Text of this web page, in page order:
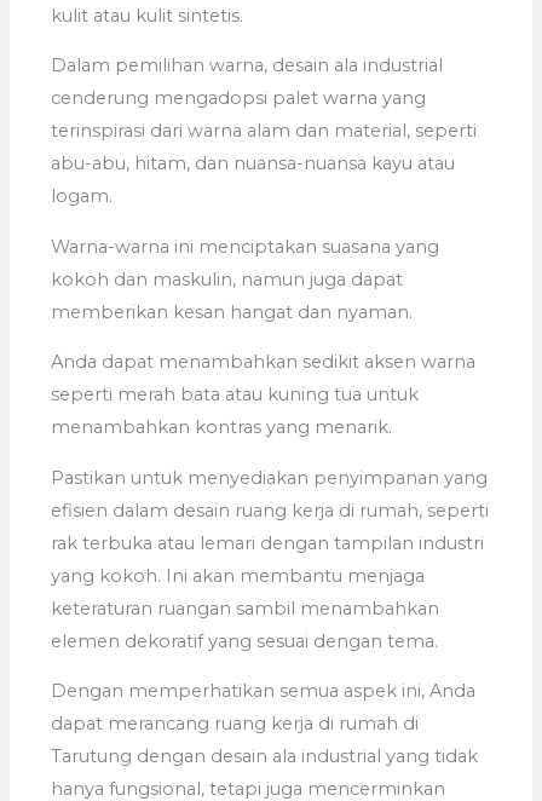
kulit atau kulit sintetis.
Dalam pemilihan warna, desain ala industrial
cenderung mengadopsi palet warna yang
terinspirasi dari warna alam dan material, seperti
abu-abu, hitam, dan nuansa-nuansa kayu atau
logam.
Warna-warna ini menciptakan suasana yang
kokoh dan maskulin, namun juga dapat
memberikan kesan hangat dan nyaman.
Anda dapat menambahkan sedikit aksen warna
seperti merah bata atau kuning tua untuk
menambahkan kontras yang menarik.
Pastikan untuk menyediakan penyimpanan yang
efisien dalam desain ruang kerja di rumah, seperti
rak terbuka atau lemari dengan tampilan industri
yang kokoh. Ini akan membantu menjaga
keteraturan ruangan sambil menambahkan
elemen dekoratif yang sesuai dengan tema.
Dengan memperhatikan semua aspek ini, Anda
dapat merancang ruang kerja di rumah di
Tarutung dengan desain ala industrial yang tidak
hanya fungsional, tetapi juga mencerminkan